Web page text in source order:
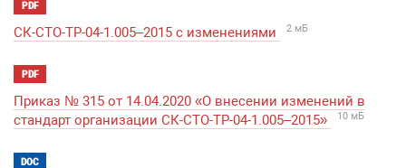
PDF
СК-СТО-ТР-04-1.005–2015 с изменениями 2 мБ
PDF
Приказ № 315 от 14.04.2020 «О внесении изменений в
стандарт организации СК-СТО-ТР-04-1.005–2015»
10 мБ
DOC